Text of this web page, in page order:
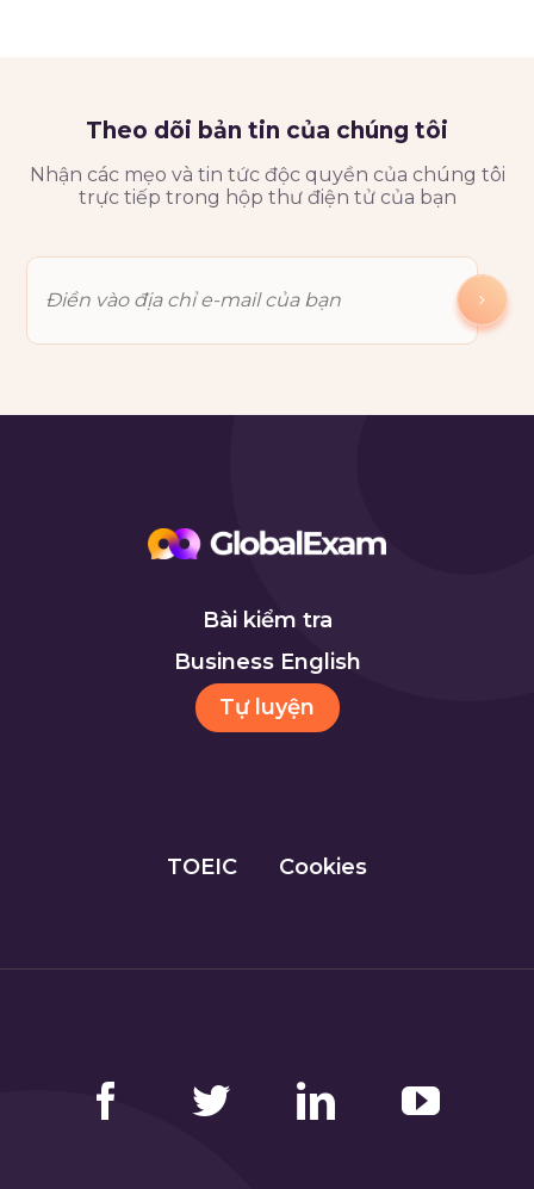
Theo dõi bản tin của chúng tôi
Nhận các mẹo và tin tức độc quyền của chúng tôi
trực tiếp trong hộp thư điện tử của bạn
Bài kiểm tra
Business English
Tự luyện
TOEIC Cookies